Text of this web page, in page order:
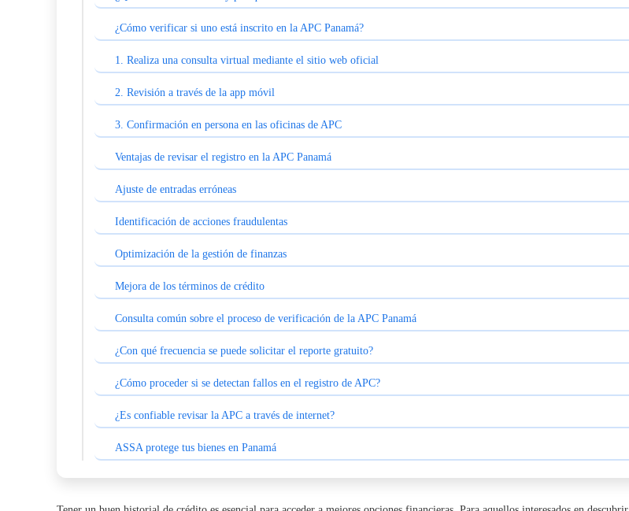
¿Cómo verificar si uno está inscrito en la APC Panamá?
1. Realiza una consulta virtual mediante el sitio web oficial
2. Revisión a través de la app móvil
3. Confirmación en persona en las oficinas de APC
Ventajas de revisar el registro en la APC Panamá
Ajuste de entradas erróneas
Identificación de acciones fraudulentas
Optimización de la gestión de finanzas
Mejora de los términos de crédito
Consulta común sobre el proceso de verificación de la APC Panamá
¿Con qué frecuencia se puede solicitar el reporte gratuito?
¿Cómo proceder si se detectan fallos en el registro de APC?
¿Es confiable revisar la APC a través de internet?
ASSA protege tus bienes en Panamá